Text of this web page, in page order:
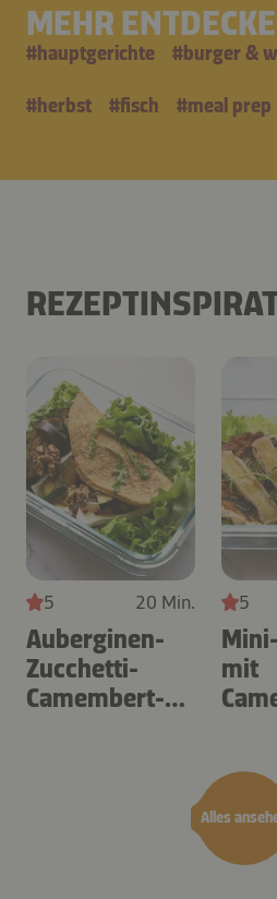
MEHR
#hauptgerichte #burger &
#herbst #fisch #meal prep
Alles
5 20 Min.
Auberginen-
Zucchetti-
Camembert-
5
mit